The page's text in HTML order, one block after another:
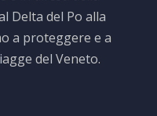
Delta del Po alla
a proteggere e a
del Veneto.